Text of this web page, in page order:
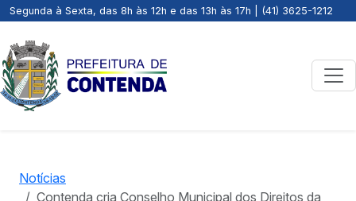
Segunda à Sexta, das 8h às 12h e das 13h às 17h | (41) 3625-1212
Notícias
Contenda cria Conselho Municipal dos Direitos da